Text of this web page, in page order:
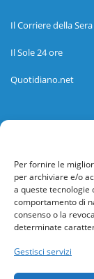
Per fornire le
per archiviare e/o
a queste tecnologie
comportamento di
consenso o la
determinate
Gestisci servizi
Il Corriere della Sera
Il Sole 24 ore
Quotidiano.net
Informazioni
Help desk
Guida rapida